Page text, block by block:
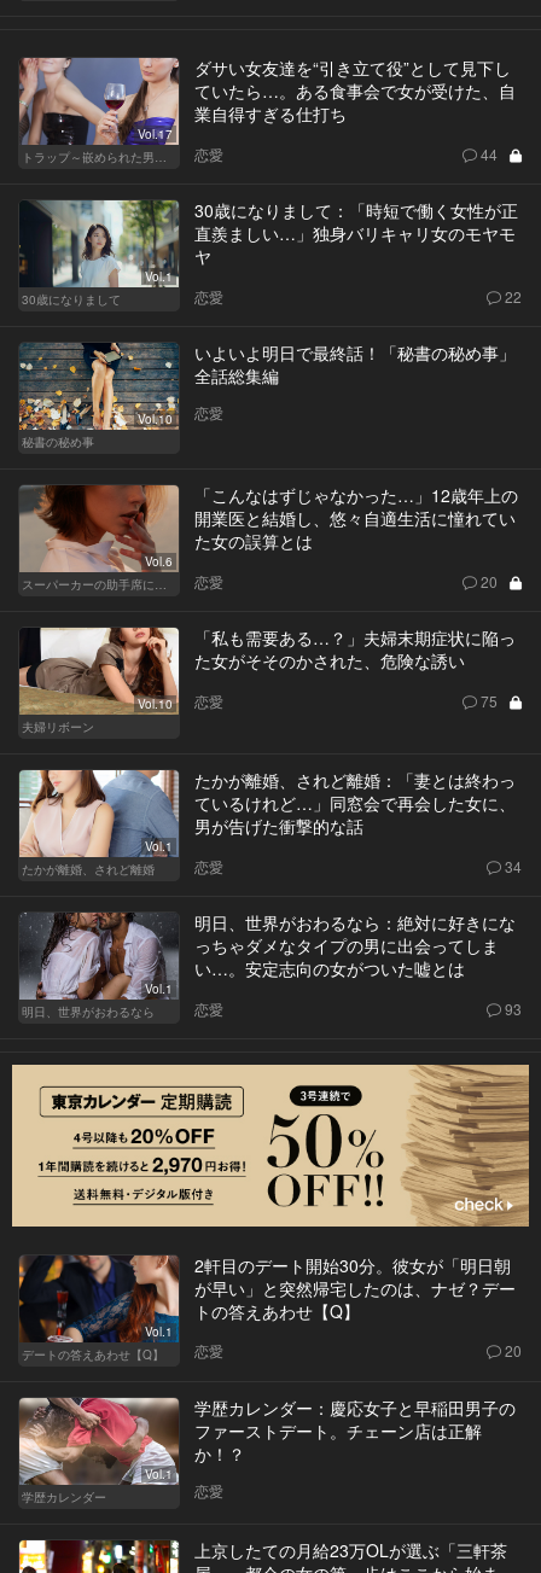
Vol.17
トラップ～嵌められた男と女～
ダサい女友達を“引き立て役”として見下し
ていたら…。ある食事会で女が受けた、自
業自得すぎる仕打ち
恋愛 44
Vol.1
30歳になりまして
30歳になりまして：「時短で働く女性が正
直羨ましい…」独身バリキャリ女のモヤモ
ヤ
恋愛 22
Vol.10
秘書の秘め事
いよいよ明日で最終話！「秘書の秘め事」
全話総集編
恋愛
Vol.6
スーパーカーの助手席に乗る女
「こんなはずじゃなかった…」12歳年上の
開業医と結婚し、悠々自適生活に憧れてい
た女の誤算とは
恋愛 20
Vol.10
夫婦リボーン
「私も需要ある…？」夫婦末期症状に陥っ
た女がそそのかされた、危険な誘い
恋愛 75
Vol.1
たかが離婚、されど離婚
たかが離婚、されど離婚：「妻とは終わっ
ているけれど…」同窓会で再会した女に、
男が告げた衝撃的な話
恋愛 34
Vol.1
明日、世界がおわるなら
明日、世界がおわるなら：絶対に好きにな
っちゃダメなタイプの男に出会ってしま
い…。安定志向の女がついた嘘とは
恋愛 93
Vol.1
デートの答えあわせ【Q】
2軒目のデート開始30分。彼女が「明日朝
が早い」と突然帰宅したのは、ナゼ？デー
トの答えあわせ【Q】
恋愛 20
Vol.1
学歴カレンダー
学歴カレンダー：慶応女子と早稲田男子の
ファーストデート。チェーン店は正解
か！？
恋愛
上京したての月給23万OLが選ぶ「三軒茶